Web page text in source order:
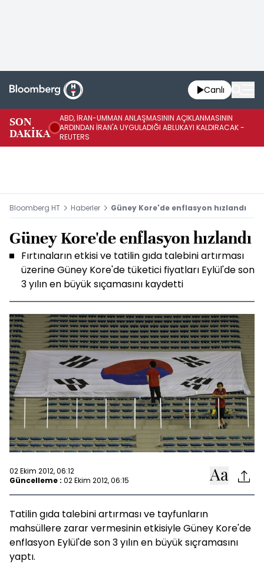
Canlı
SON
DAKİKA
ABD, İRAN-UMMAN ANLAŞMASININ AÇIKLANMASININ
ARDINDAN İRAN'A UYGULADIĞI ABLUKAYI KALDIRACAK -
REUTERS
Bloomberg HT Haberler Güney Kore'de enflasyon hızlandı
Güney Kore'de enflasyon hızlandı
Fırtınaların etkisi ve tatilin gıda talebini artırması
üzerine Güney Kore'de tüketici fiyatları Eylül'de son
3 yılın en büyük sıçamasını kaydetti
02 Ekim 2012, 06:12
Güncelleme : 02 Ekim 2012, 06:15
Tatilin gıda talebini artırması ve tayfunların
mahsüllere zarar vermesinin etkisiyle Güney Kore'de
enflasyon Eylül'de son 3 yılın en büyük sıçramasını
yaptı.